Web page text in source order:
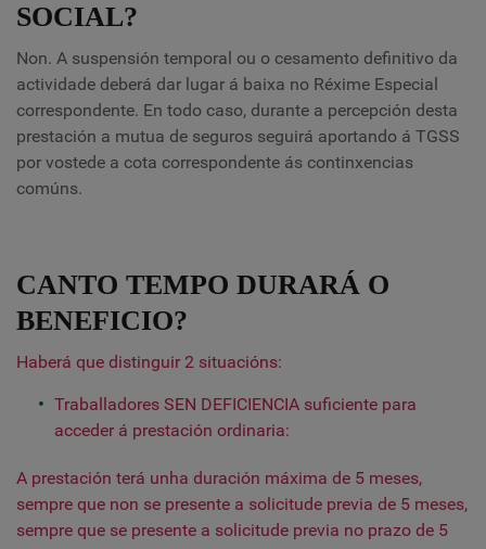
SOCIAL?
Non. A suspensión temporal ou o cesamento definitivo da
actividade deberá dar lugar á baixa no Réxime Especial
correspondente. En todo caso, durante a percepción desta
prestación a mutua de seguros seguirá aportando á TGSS
por vostede a cota correspondente ás continxencias
comúns.
CANTO TEMPO DURARÁ O
BENEFICIO?
Haberá que distinguir 2 situacións:
Traballadores SEN DEFICIENCIA suficiente para
acceder á prestación ordinaria:
A prestación terá unha duración máxima de 5 meses,
sempre que non se presente a solicitude previa de 5 meses,
sempre que se presente a solicitude previa no prazo de 5